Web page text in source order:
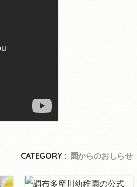
CATEGORY : 園からのおしらせ